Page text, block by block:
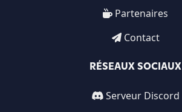
Partenaires
Contact
RÉSEAUX SOCIAUX
Serveur Discord